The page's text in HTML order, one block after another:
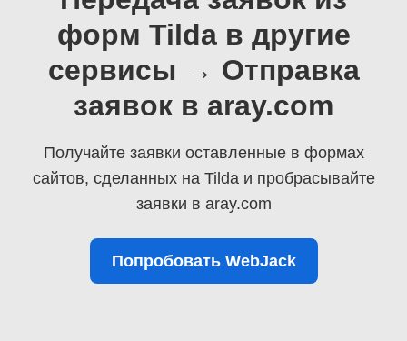
форм Tilda в другие
сервисы → Отправка
заявок в aray.com
Получайте заявки оставленные в формах
сайтов, сделанных на Tilda и пробрасывайте
заявки в aray.com
Попробовать WebJack